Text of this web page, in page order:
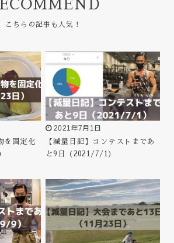
を固定化
2021年7月1日
【減量日記】コンテストまであ
と9日（2021/7/1）